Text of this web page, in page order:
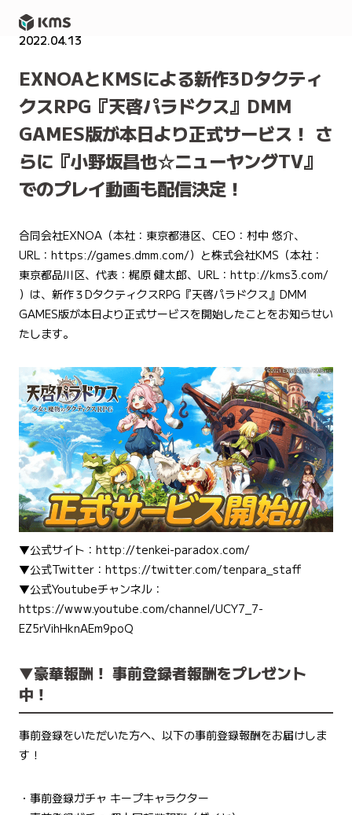
2022.04.13
EXNOAとKMSによる新作3Dタクティ
クスRPG『天啓パラドクス』DMM
GAMES版が本日より正式サービス！ さ
らに『小野坂昌也☆ニューヤングTV』
でのプレイ動画も配信決定！
合同会社EXNOA（本社：東京都港区、CEO：村中 悠介、
URL： https://games.dmm.com/）と株式会社KMS（本社：
東京都品川区、代表：梶原 健太郎、URL： http://kms3.com/
）は、新作３DタクティクスRPG『天啓パラドクス』DMM
GAMES版が本日より正式サービスを開始したことをお知らせい
たします。
▼公式サイト： http://tenkei-paradox.com/
▼公式Twitter： https://twitter.com/tenpara_staff
▼公式Youtubeチャンネル：
https://www.youtube.com/channel/UCY7_7-
EZ5rVihHknAEm9poQ
▼豪華報酬！ 事前登録者報酬をプレゼント
中！
事前登録をいただいた方へ、以下の事前登録報酬をお届けしま
す！
・事前登録ガチャ キープキャラクター